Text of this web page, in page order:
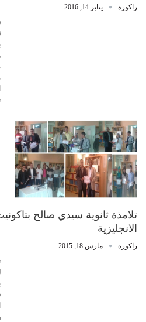
زاكورة يناير 14, 2016
تلامذة ثانوية سيدي صالح
الانجليزية
زاكورة مارس 18, 2015